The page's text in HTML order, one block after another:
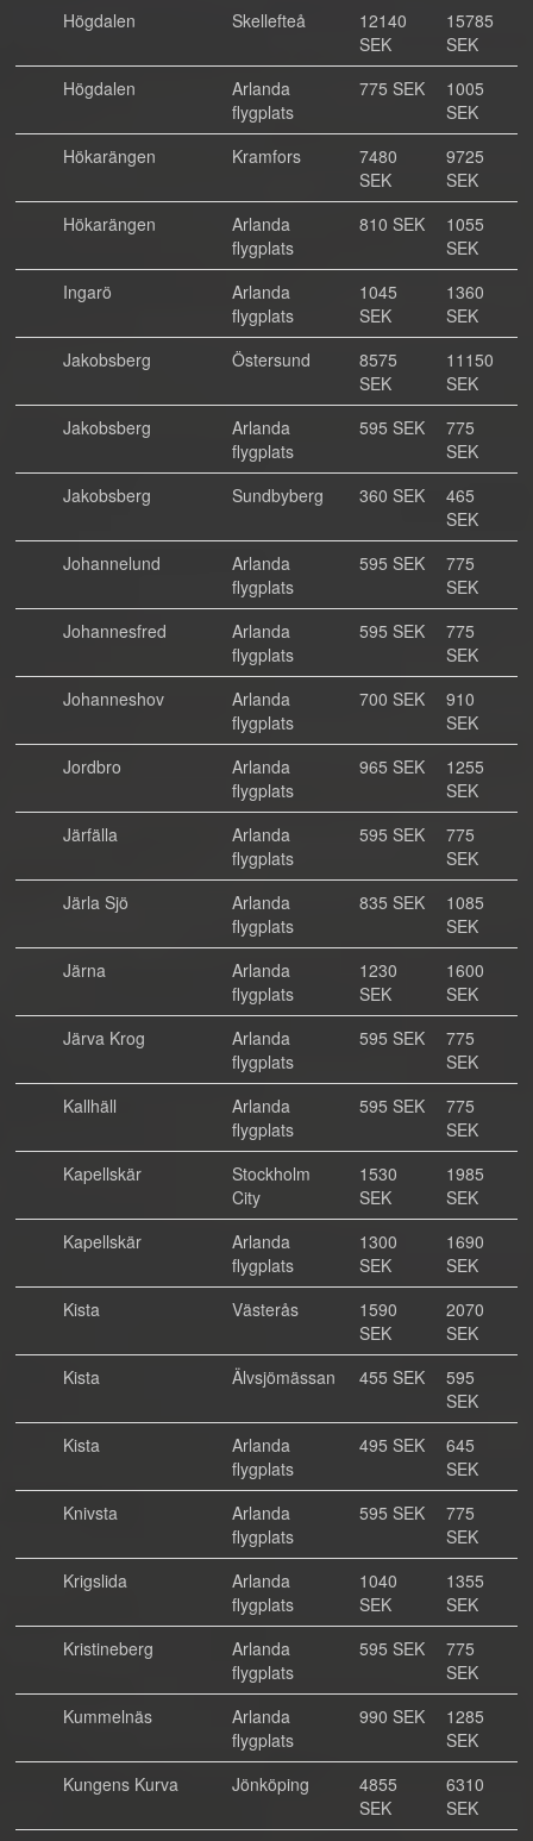
Högdalen
Skellefteå
12140
SEK
15785
SEK
Högdalen
Arlanda
flygplats
775 SEK
1005
SEK
Hökarängen
Kramfors
7480
SEK
9725
SEK
Hökarängen
Arlanda
flygplats
810 SEK
1055
SEK
Ingarö
Arlanda
flygplats
1045
SEK
1360
SEK
Jakobsberg
Östersund
8575
SEK
11150
SEK
Jakobsberg
Arlanda
flygplats
595 SEK
775
SEK
Jakobsberg
Sundbyberg 360 SEK
465
SEK
Johannelund
Arlanda
flygplats
595 SEK
775
SEK
Johannesfred
Arlanda
flygplats
595 SEK
775
SEK
Johanneshov
Arlanda
flygplats
700 SEK
910
SEK
Jordbro
Arlanda
flygplats
965 SEK
1255
SEK
Järfälla
Arlanda
flygplats
595 SEK
775
SEK
Järla Sjö
Arlanda
flygplats
835 SEK
1085
SEK
Järna
Arlanda
flygplats
1230
SEK
1600
SEK
Järva Krog
Arlanda
flygplats
595 SEK
775
SEK
Kallhäll
Arlanda
flygplats
595 SEK
775
SEK
Kapellskär
Stockholm
City
1530
SEK
1985
SEK
Kapellskär
Arlanda
flygplats
1300
SEK
1690
SEK
Kista
Västerås
1590
SEK
2070
SEK
Kista
Älvsjömässan 455 SEK
595
SEK
Kista
Arlanda
flygplats
495 SEK
645
SEK
Knivsta
Arlanda
flygplats
595 SEK
775
SEK
Krigslida
Arlanda
flygplats
1040
SEK
1355
SEK
Kristineberg
Arlanda
flygplats
595 SEK
775
SEK
Kummelnäs
Arlanda
flygplats
990 SEK
1285
SEK
Kungens Kurva
Jönköping
4855
SEK
6310
SEK